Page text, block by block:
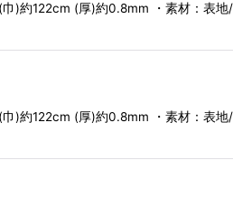
巾)約122cm (厚)約0.8mm ・素材：表
巾)約122cm (厚)約0.8mm ・素材：表